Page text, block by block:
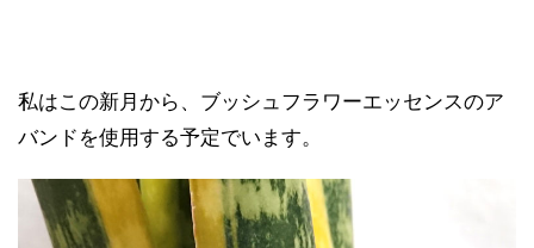
私はこの新月から、ブッシュフラワーエッセンスのア
バンドを使用する予定でいます。